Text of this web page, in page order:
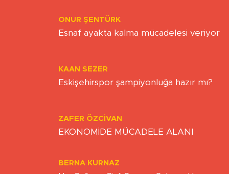
ONUR ŞENTÜRK
Esnaf ayakta kalma mücadelesi veriyor
KAAN SEZER
Eskişehirspor şampiyonluğa hazır mı?
ZAFER ÖZCIVAN
EKONOMİDE MÜCADELE ALANI
BERNA KURNAZ